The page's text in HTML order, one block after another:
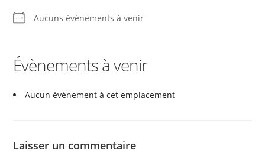
Aucuns évènements à venir
Évènements à venir
Aucun événement à cet emplacement
Laisser un commentaire